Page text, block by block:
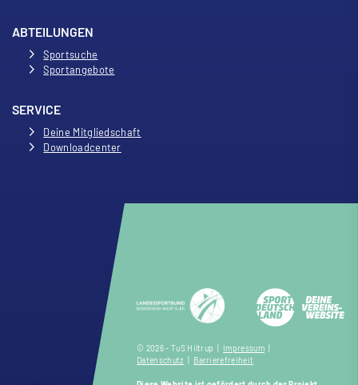
ABTEILUNGEN
Sportsuche
Sportangebote
SERVICE
Deine Mitgliedschaft
Downloadcenter
© 2026 - TuS Hiltrup | Impressum|
Datenschutz
Barrierefreiheit